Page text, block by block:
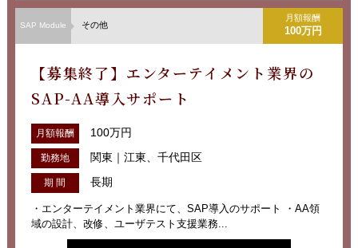
SAP Module その他
月額報酬
100万円
【募集終了】エンターテイメント業界の
SAP-AA導入サポート
月額報酬 100万円
勤務地 関東｜江東、千代田区
期 間 長期
・エンターテイメント業界にて、SAP導入のサポート ・AA領
域の設計、改修、ユーザテスト支援業務...